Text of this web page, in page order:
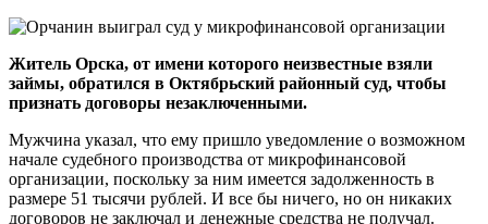
Житель Орска, от имени которого неизвестные взяли
займы, обратился в Октябрьский районный суд, чтобы
признать договоры незаключенными.
Мужчина указал, что ему пришло уведомление о возможном
начале судебного производства от микрофинансовой
организации, поскольку за ним имеется задолженность в
размере 51 тысячи рублей. И все бы ничего, но он никаких
договоров не заключал и денежные средства не получал.